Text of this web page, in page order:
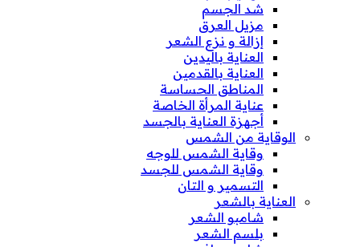
شد الجسم
مزيل العرق
إزالة و نزع الشعر
العناية باليدين
العناية بالقدمين
المناطق الحساسة
عناية المرأة الخاصة
أجهزة العناية بالجسد
الوقاية من الشمس
وقاية الشمس للوجه
وقاية الشمس للجسد
التسمير و التان
العناية بالشعر
شامبو الشعر
بلسم الشعر